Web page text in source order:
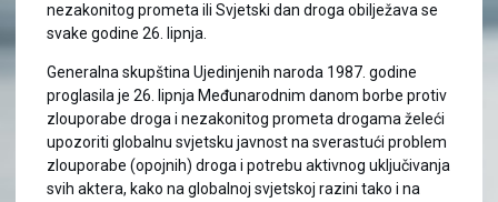
nezakonitog prometa ili Svjetski dan droga obilježava se
svake godine 26. lipnja.
Generalna skupština Ujedinjenih naroda 1987. godine
proglasila je 26. lipnja Međunarodnim danom borbe protiv
zlouporabe droga i nezakonitog prometa drogama želeći
upozoriti globalnu svjetsku javnost na sverastući problem
zlouporabe (opojnih) droga i potrebu aktivnog uključivanja
svih aktera, kako na globalnoj svjetskoj razini tako i na